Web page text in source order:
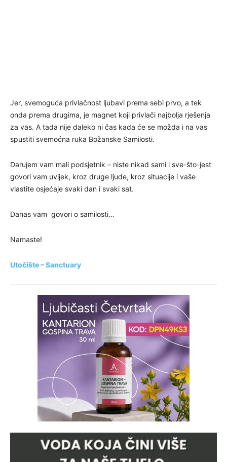
Jer, svemoguća privlačnost ljubavi prema sebi prvo, a tek
onda prema drugima, je magnet koji privlači najbolja rješenja
za vas. A tada nije daleko ni čas kada će se možda i na vas
spustiti svemoćna ruka Božanske Samilosti.
Darujem vam mali podsjetnik – niste nikad sami i sve-što-jest
govori vam uvijek, kroz druge ljude, kroz situacije i vaše
vlastite osjećaje svaki dan i svaki sat.
Danas vam govori o samilosti…
Namaste!
Utočište – Sanctuary